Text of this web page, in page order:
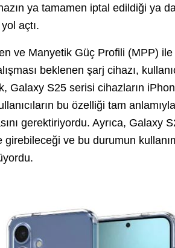
ya tamamen iptal edildiği ya
açtı.
ve Manyetik Güç Profili (MPP)
beklenen şarj cihazı,
Galaxy S25 serisi cihazların
bu özelliği tam
gerektiriyordu. Ayrıca, Galaxy
ve bu durumun